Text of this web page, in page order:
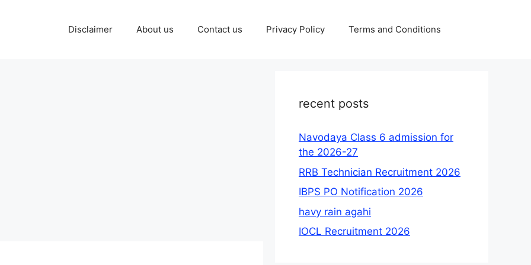
Disclaimer About us Contact us Privacy Policy Terms and Conditions
recent posts
Navodaya Class 6 admission for
the 2026-27
RRB Technician Recruitment 2026
IBPS PO Notification 2026
havy rain agahi
IOCL Recruitment 2026